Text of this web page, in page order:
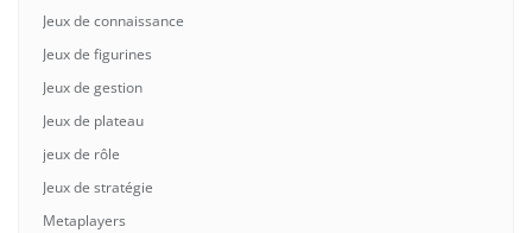
Jeux de connaissance
Jeux de figurines
Jeux de gestion
Jeux de plateau
jeux de rôle
Jeux de stratégie
Metaplayers